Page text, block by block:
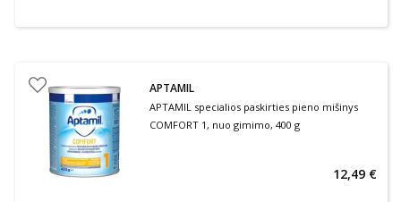
APTAMIL
APTAMIL specialios paskirties pieno mišinys
COMFORT 1, nuo gimimo, 400 g
12,49 €